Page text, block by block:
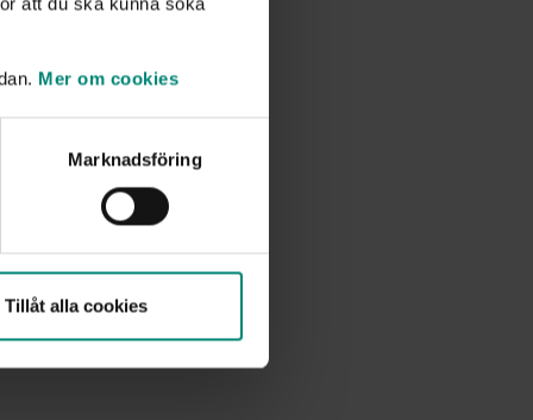
Mer om cookies
Marknadsföring
Tillåt alla cookies